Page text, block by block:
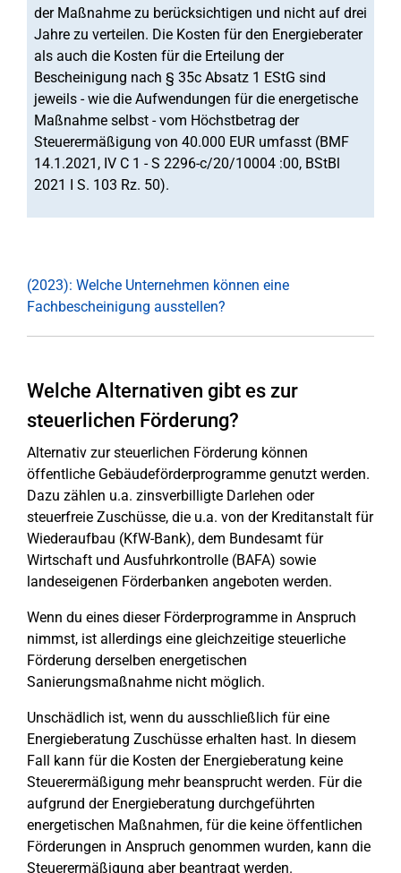
der Maßnahme zu berücksichtigen und nicht auf drei
Jahre zu verteilen. Die Kosten für den Energieberater
als auch die Kosten für die Erteilung der
Bescheinigung nach § 35c Absatz 1 EStG sind
jeweils - wie die Aufwendungen für die energetische
Maßnahme selbst - vom Höchstbetrag der
Steuerermäßigung von 40.000 EUR umfasst (BMF
14.1.2021, IV C 1 - S 2296-c/20/10004 :00, BStBl
2021 I S. 103 Rz. 50).
(2023): Welche Unternehmen können eine
Fachbescheinigung ausstellen?
Welche Alternativen gibt es zur
steuerlichen Förderung?
Alternativ zur steuerlichen Förderung können
öffentliche Gebäudeförderprogramme genutzt werden.
Dazu zählen u.a. zinsverbilligte Darlehen oder
steuerfreie Zuschüsse, die u.a. von der Kreditanstalt für
Wiederaufbau (KfW-Bank), dem Bundesamt für
Wirtschaft und Ausfuhrkontrolle (BAFA) sowie
landeseigenen Förderbanken angeboten werden.
Wenn du eines dieser Förderprogramme in Anspruch
nimmst, ist allerdings eine gleichzeitige steuerliche
Förderung derselben energetischen
Sanierungsmaßnahme nicht möglich.
Unschädlich ist, wenn du ausschließlich für eine
Energieberatung Zuschüsse erhalten hast. In diesem
Fall kann für die Kosten der Energieberatung keine
Steuerermäßigung mehr beansprucht werden. Für die
aufgrund der Energieberatung durchgeführten
energetischen Maßnahmen, für die keine öffentlichen
Förderungen in Anspruch genommen wurden, kann die
Steuerermäßigung aber beantragt werden.